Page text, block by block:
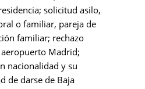
solicitud asilo,
o familiar, pareja de
familiar; rechazo
Madrid;
nacionalidad y su
de darse de Baja